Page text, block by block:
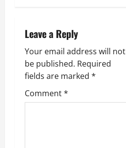
v
i
g
a
Leave a Reply
Your email address will not
be published. Required
fields are marked *
Comment*